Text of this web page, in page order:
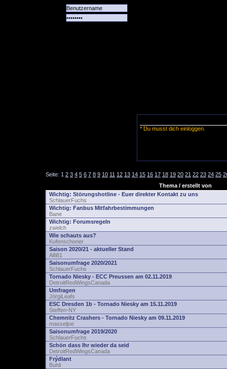
* Du musst dich einloggen.
Seite: 1 2 3 4 5 6 7 8 9 10 11 12 13 14 15 16 17 18 19 20 21 22 23 24 25
Thema / erstellt von
Wichtig: Störungshotline - Euer direkter Kontakt zu uns
SchlauerFuchs
Wichtig: Fanbus Mitfahrbestimmungen
Bane
Wichtig: Forumsregeln
zwelch
Wie schauts aus?
Kufenschoner
Saison 2020/21 - aktueller Stand
Alfi81
Saisonumfrage 2020/2021
SchlauerFuchs
Tornado Niesky - ECC Preussen am 02.11.2019
DetroitRedWingsCanada
Umfragen
JörgiLeafs
ESC Dresden 1b - Tornado Niesky am 15.11.2019
Steffen-NY
Chemnitz Crashers - Tornado Niesky am 09.11.2019
masseljoe
Saisonumfrage 2019/2020
SchlauerFuchs
Schön dass Ihr wieder da seid
DetroitRedWingsCanada
Frýdlant
Buhli